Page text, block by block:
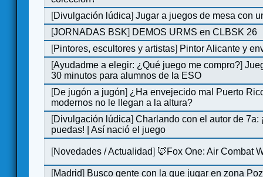
[Divulgación lúdica]Jugar a juegos de mesa con
[JORNADAS BSK] DEMOS URMS en CLBSK 26
[Pintores, escultores y artistas] Pintor Alicante y
[Ayudadme a elegir: ¿Qué juego me compro?]
30 minutos para alumnos de la ESO
[De jugón a jugón] ¿Ha envejecido mal Puerto
modernos no le llegan a la altura?
[Divulgación lúdica]Charlando con el autor de 7a:
puedas! | Así nació el juego
[Novedades / Actualidad] 🦊Fox One: Air Combat
[Madrid] Busco gente con la que jugar en zona